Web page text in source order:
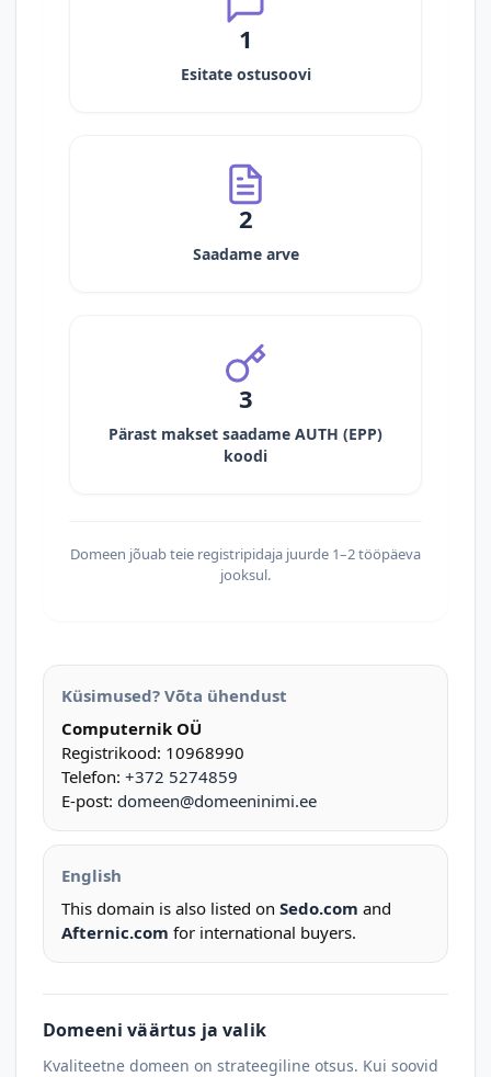
1
Esitate ostusoovi
2
Saadame arve
3
Pärast makset saadame AUTH (EPP)
koodi
Domeen jõuab teie registripidaja juurde 1–2 tööpäeva
jooksul.
Küsimused? Võta ühendust
Computernik OÜ
Registrikood: 10968990
Telefon: +372 5274859
E-post: domeen@domeeninimi.ee
English
This domain is also listed on Sedo.com and
Afternic.com for international buyers.
Domeeni väärtus ja valik
Kvaliteetne domeen on strateegiline otsus. Kui soovid